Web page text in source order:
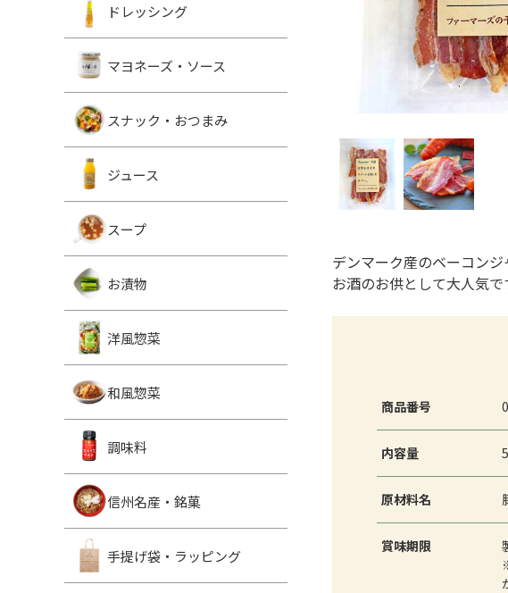
デンマーク産のベーコンジ
お酒のお供として大人気
商品番号
内容量
原材料名
賞味期限
ドレッシング
マヨネーズ・ソース
スナック・おつまみ
ジュース
スープ
お漬物
洋風惣菜
和風惣菜
調味料
信州名産・銘菓
手提げ袋・ラッピング